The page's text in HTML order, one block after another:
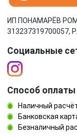
ИП ПОНАМАРЁВ
313237319700057,
Социальные
Способ оплаты
Наличный
Банковская
Безналичный